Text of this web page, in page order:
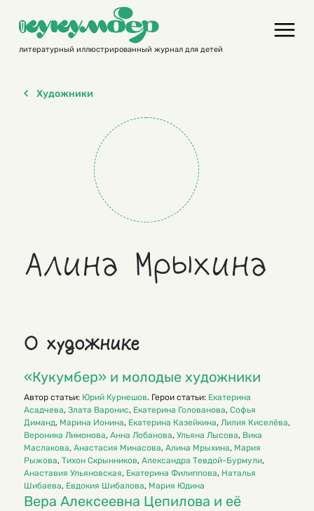
contentлитературный иллюстрированный журнал для детей
Художники
Алина Мрыхина
О художнике
«Кукумбер» и молодые художники
Автор статьи: Юрий Курнешов. Герои статьи: Екатерина
Асадчева, Злата Варонис, Екатерина Голованова, Софья
Диманд, Марина Ионина, Екатерина Казейкина, Лилия Киселёва,
Вероника Лимонова, Анна Лобанова, Ульяна Лысова, Вика
Маслакова, Анастасия Минасова, Алина Мрыхина, Мария
Рыжова, Тихон Скрынников, Александра Тевдой-Бурмули,
Анаставия Ульяновская, Екатерина Филиппова, Наталья
Шибаева, Евдокия Шибалова, Мария Юдина
Вера Алексеев­на Цепилова и её